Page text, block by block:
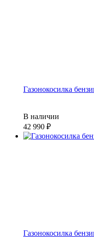
Газонокосилка
В наличии
42 990
Газонокосилка